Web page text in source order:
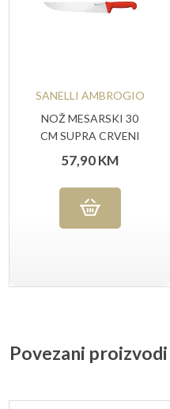
SANELLI AMBROGIO
NOŽ MESARSKI 30
CM SUPRA CRVENI
57,90KM
Povezani proizvodi